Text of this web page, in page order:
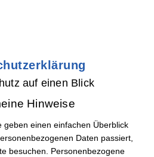
auf einen Blick
Hinweise
geben einen einfachen Überblick
Daten passiert,
besuchen. Personenbezogene